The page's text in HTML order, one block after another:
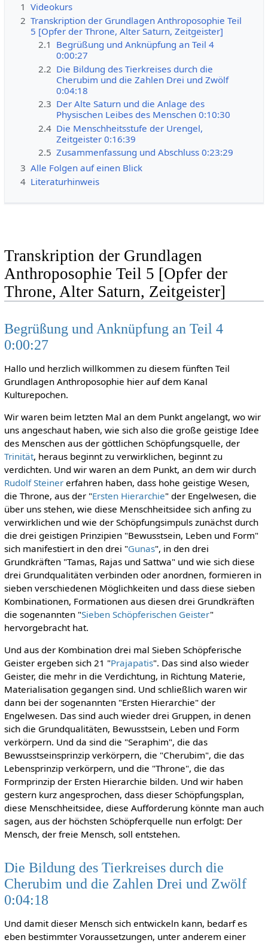
1 Videokurs
2 Transkription der Grundlagen Anthroposophie Teil
5 [Opfer der Throne, Alter Saturn, Zeitgeister]
2.1 Begrüßung und Anknüpfung an Teil 4
0:00:27
2.2 Die Bildung des Tierkreises durch die
Cherubim und die Zahlen Drei und Zwölf
0:04:18
2.3 Der Alte Saturn und die Anlage des
Physischen Leibes des Menschen 0:10:30
2.4 Die Menschheitsstufe der Urengel,
Zeitgeister 0:16:39
2.5 Zusammenfassung und Abschluss 0:23:29
3 Alle Folgen auf einen Blick
4 Literaturhinweis
Transkription der Grundlagen
Anthroposophie Teil 5 [Opfer der
Throne, Alter Saturn, Zeitgeister]
Begrüßung und Anknüpfung an Teil 4
0:00:27
Hallo und herzlich willkommen zu diesem fünften Teil
Grundlagen Anthroposophie hier auf dem Kanal
Kulturepochen.
Wir waren beim letzten Mal an dem Punkt angelangt, wo wir
uns angeschaut haben, wie sich also die große geistige Idee
des Menschen aus der göttlichen Schöpfungsquelle, der
Trinität, heraus beginnt zu verwirklichen, beginnt zu
verdichten. Und wir waren an dem Punkt, an dem wir durch
Rudolf Steinererfahren haben, dass hohe geistige Wesen,
die Throne, aus der "Ersten Hierarchie" der Engelwesen, die
über uns stehen, wie diese Menschheitsidee sich anfing zu
verwirklichen und wie der Schöpfungsimpuls zunächst durch
die drei geistigen Prinzipien "Bewusstsein, Leben und Form"
sich manifestiert in den drei "Gunas", in den drei
Grundkräften "Tamas, Rajas und Sattwa" und wie sich diese
drei Grundqualitäten verbinden oder anordnen, formieren in
sieben verschiedenen Möglichkeiten und dass diese sieben
Kombinationen, Formationen aus diesen drei Grundkräften
die sogenannten "Sieben Schöpferischen Geister"
hervorgebracht hat.
Und aus der Kombination drei mal Sieben Schöpferische
Geister ergeben sich 21 "Prajapatis". Das sind also wieder
Geister, die mehr in die Verdichtung, in Richtung Materie,
Materialisation gegangen sind. Und schließlich waren wir
dann bei der sogenannten "Ersten Hierarchie" der
Engelwesen. Das sind auch wieder drei Gruppen, in denen
sich die Grundqualitäten, Bewusstsein, Leben und Form
verkörpern. Und da sind die "Seraphim", die das
Bewusstseinsprinzip verkörpern, die "Cherubim", die das
Lebensprinzip verkörpern, und die "Throne", die das
Formprinzip der Ersten Hierarchie bilden. Und wir haben
gestern kurz angesprochen, dass dieser Schöpfungsplan,
diese Menschheitsidee, diese Aufforderung könnte man auch
sagen, aus der höchsten Schöpferquelle nun erfolgt: Der
Mensch, der freie Mensch, soll entstehen.
Die Bildung des Tierkreises durch die
Cherubim und die Zahlen Drei und Zwölf
0:04:18
Und damit dieser Mensch sich entwickeln kann, bedarf es
eben bestimmter Voraussetzungen, unter anderem einer